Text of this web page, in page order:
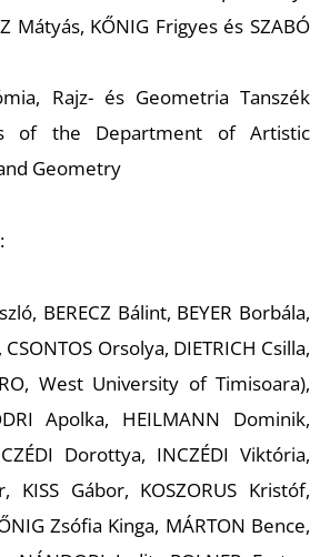
Mátyás, KŐNIG Frigyes és SZABÓ
Rajz- és Geometria Tanszék
of the Department of Artistic
Geometry
BERECZ Bálint, BEYER Borbála,
Orsolya, DIETRICH Csilla,
West University of Timisoara),
Apolka, HEILMANN Dominik,
Dorottya, INCZÉDI Viktória,
KISS Gábor, KOSZORUS Kristóf,
Zsófia Kinga, MÁRTON Bence,